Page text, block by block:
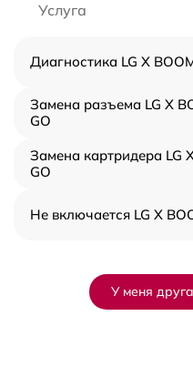
Услуга
Диагностика LG X
Замена разъема LG X
GO
Замена картридера LG
GO
Не включается LG X
У меня